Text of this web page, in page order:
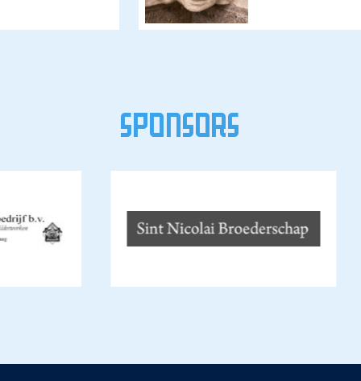
Sponsors